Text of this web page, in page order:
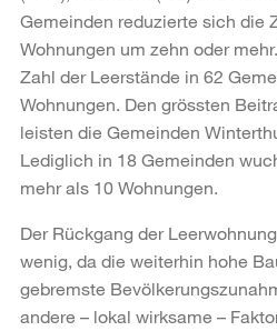
Gemeinden reduzierte sich die
Wohnungen um zehn oder
Zahl der Leerstände in 62
Wohnungen. Den grössten
leisten die Gemeinden
Lediglich in 18 Gemeinden
mehr als 10 Wohnungen.
Der Rückgang der
wenig, da die weiterhin hohe
gebremste
andere – lokal wirksame –